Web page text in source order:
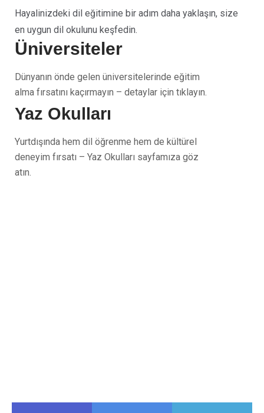
Hayalinizdeki dil eğitimine bir adım daha yaklaşın, size
en uygun dil okulunu keşfedin.
Üniversiteler
Dünyanın önde gelen üniversitelerinde eğitim
alma fırsatını kaçırmayın – detaylar için tıklayın.
Yaz Okulları
Yurtdışında hem dil öğrenme hem de kültürel
deneyim fırsatı – Yaz Okulları sayfamıza göz
atın.